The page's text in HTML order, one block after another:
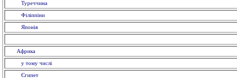
Туреччина
Філіппіни
Японія
Африка
у тому числі
Єгипет